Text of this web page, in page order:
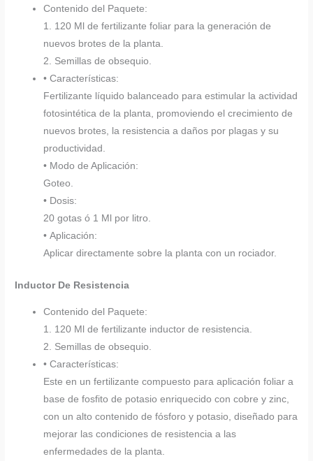
Contenido del Paquete:
1. 120 Ml de fertilizante foliar para la generación de
nuevos brotes de la planta.
2. Semillas de obsequio.
• Características:
Fertilizante líquido balanceado para estimular la actividad
fotosintética de la planta, promoviendo el crecimiento de
nuevos brotes, la resistencia a daños por plagas y su
productividad.
• Modo de Aplicación:
Goteo.
• Dosis:
20 gotas ó 1 Ml por litro.
• Aplicación:
Aplicar directamente sobre la planta con un rociador.
Inductor De Resistencia
Contenido del Paquete:
1. 120 Ml de fertilizante inductor de resistencia.
2. Semillas de obsequio.
• Características:
Este en un fertilizante compuesto para aplicación foliar a
base de fosfito de potasio enriquecido con cobre y zinc,
con un alto contenido de fósforo y potasio, diseñado para
mejorar las condiciones de resistencia a las
enfermedades de la planta.